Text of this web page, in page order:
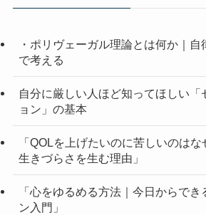
・ポリヴェーガル理論とは何か｜
で考える
自分に厳しい人ほど知ってほしい「
ョン」の基本
「QOLを上げたいのに苦しいのはな
生きづらさを生む理由」
「心をゆるめる方法｜今日からでき
ン入門」